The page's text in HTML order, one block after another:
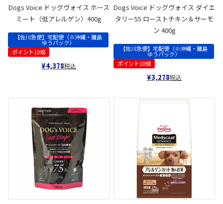
Dogs Voice ドッグヴォイス ホース
ミート（低アレルゲン）400g
【佐川急便】宅配便（※沖縄・離島
ゆうパック）
ポイント10倍
¥4,378税込
Dogs Voice ドッグヴォイス ダイエ
タリー55 ローストチキン＆サーモ
ン 400g
【佐川急便】宅配便（※沖縄・離島
ゆうパック）
ポイント10倍
¥3,278税込